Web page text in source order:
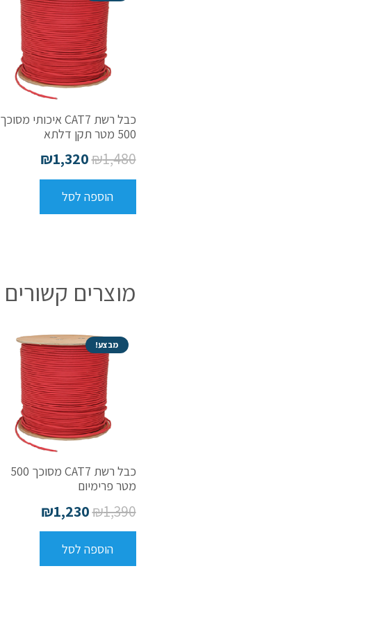
כבל רשת CAT7 איכותי מסוכך
500 מטר תקן דלתא
₪1,480
₪1,320
הוספה לסל
מוצרים קשורים
מבצע!
כבל רשת CAT7 מסוכך 500
מטר פרימיום
₪1,390
₪1,230
הוספה לסל